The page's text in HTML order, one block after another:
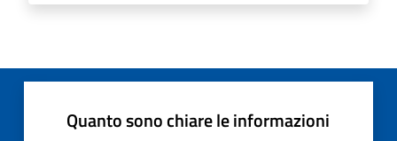
Quanto sono chiare le informazioni